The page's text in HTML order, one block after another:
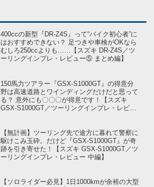
400ccの新型『DR-Z4S』って“バイク初心者”に
はおすすめできない？ 足つきや車検がOKなら
むしろ250ccよりも……【スズキ DR-Z4S／ツ
ーリングインプレ・レビュー⑤ まとめ編】
150馬力ツアラー『GSX-S1000GT』の得意分
野は高速道路とワインディングだけだと思って
る？ 意外にも〇〇〇が得意です！【スズキ
GSX-S1000GT／ツーリングインプレ・レビュ
【無計画】ツーリング先で途方に暮れて警察に
駆けこみ玉砕。だけど『GSX-S1000GT』が奇
跡を引き寄せた！【スズキ GSX-S1000GT／ツ
ーリングインプレ・レビュー 中編】
【ソロライダー必見】1日1000kmが余裕の大型